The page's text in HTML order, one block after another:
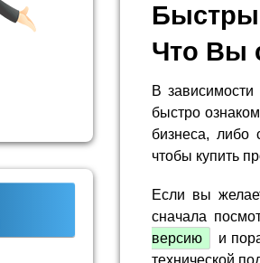
Что Вы
В
быстро
бизнеса, либо
чтобы купить
Если вы
сначала
версию
и
технической